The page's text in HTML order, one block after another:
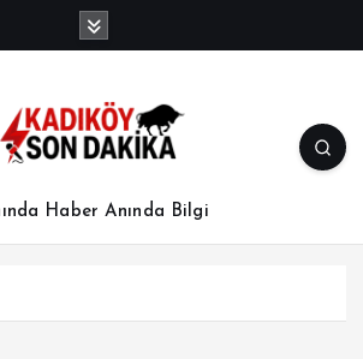
Haber Anında Bilgi